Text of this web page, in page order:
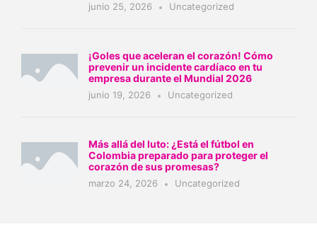
junio 25, 2026 Uncategorized
¡Goles que aceleran el corazón! Cómo
prevenir un incidente cardíaco en tu
empresa durante el Mundial 2026
junio 19, 2026 Uncategorized
Más allá del luto: ¿Está el fútbol en
Colombia preparado para proteger el
corazón de sus promesas?
marzo 24, 2026 Uncategorized